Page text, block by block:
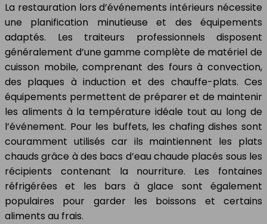
La restauration lors d’événements intérieurs nécessite
une planification minutieuse et des équipements
adaptés. Les traiteurs professionnels disposent
généralement d’une gamme complète de matériel de
cuisson mobile, comprenant des fours à convection,
des plaques à induction et des chauffe-plats. Ces
équipements permettent de préparer et de maintenir
les aliments à la température idéale tout au long de
l’événement. Pour les buffets, les chafing dishes sont
couramment utilisés car ils maintiennent les plats
chauds grâce à des bacs d’eau chaude placés sous les
récipients contenant la nourriture. Les fontaines
réfrigérées et les bars à glace sont également
populaires pour garder les boissons et certains
aliments au frais.